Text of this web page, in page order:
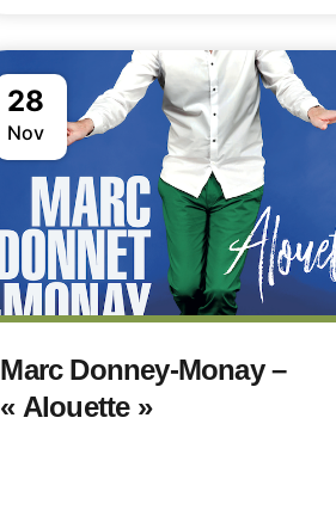
Marc Donney-Monay –
« Alouette »
28
Nov